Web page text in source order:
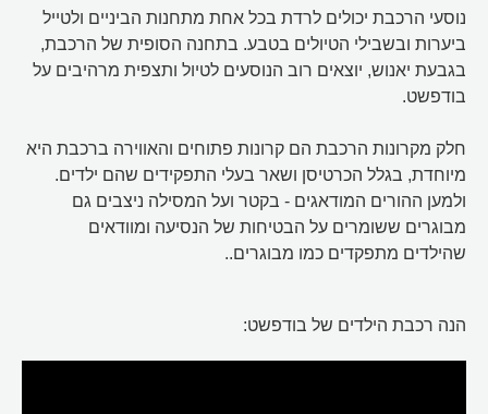
נוסעי הרכבת יכולים לרדת בכל אחת מתחנות הביניים ולטייל
ביערות ובשבילי הטיולים בטבע. בתחנה הסופית של הרכבת,
בגבעת יאנוש, יוצאים רוב הנוסעים לטיול ותצפית מרהיבים על
בודפשט.
חלק מקרונות הרכבת הם קרונות פתוחים והאווירה ברכבת היא
מיוחדת, בגלל הכרטיסן ושאר בעלי התפקידים שהם ילדים.
ולמען ההורים המודאגים - בקטר ועל המסילה ניצבים גם
מבוגרים ששומרים על הבטיחות של הנסיעה ומוודאים
שהילדים מתפקדים כמו מבוגרים..
הנה רכבת הילדים של בודפשט: